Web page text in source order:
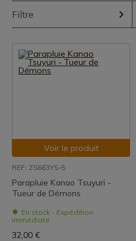
Filtre
Voir le produit
REF: ZS663YS-5
Parapluie Kanao Tsuyuri -
Tueur de Démons
En stock - Expédition
immédiate
32,00 €